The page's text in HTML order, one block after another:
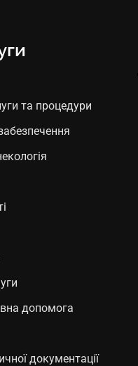
та процедури
допомога
документації